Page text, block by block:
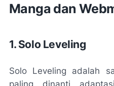
Manga dan
1. Solo Leveling
Solo Leveling adalah
paling dinanti